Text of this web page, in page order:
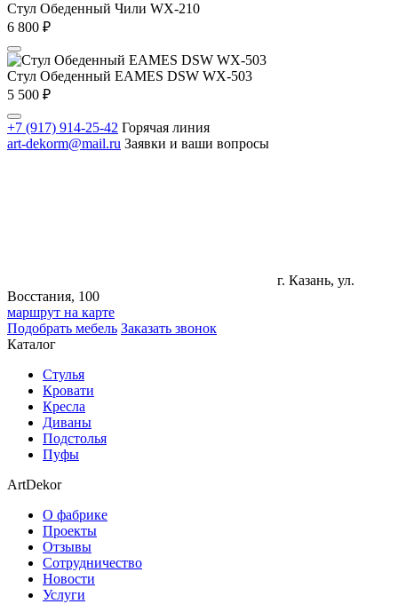
Стул Обеденный Чили WX-210
6 800 ₽
Стул Обеденный EAMES DSW WX-503
5 500 ₽
+7 (917) 914-25-42 Горячая линия
art-dekorm@mail.ru Заявки и ваши вопросы
г. Казань, ул.
Восстания, 100
маршрут на карте
Подобрать мебель Заказать звонок
Каталог
Стулья
Кровати
Кресла
Диваны
Подстолья
Пуфы
ArtDekor
О фабрике
Проекты
Отзывы
Сотрудничество
Новости
Услуги